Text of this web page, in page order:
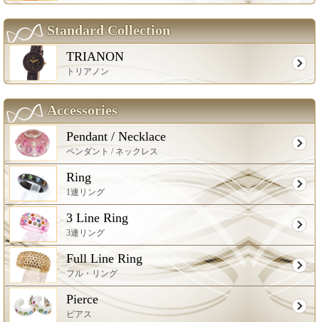
Standard Collection
TRIANON
トリアノン
Accessories
Pendant / Necklace
ペンダント / ネックレス
Ring
1連リング
3 Line Ring
3連リング
Full Line Ring
フル・リング
Pierce
ピアス